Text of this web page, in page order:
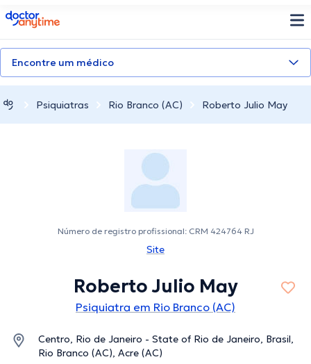
doctoranytime
Encontre um médico
Psiquiatras Rio Branco (AC) Roberto Julio May
Número de registro profissional: CRM 424764 RJ
Site
Roberto Julio May
Psiquiatra em Rio Branco (AC)
Centro, Rio de Janeiro - State of Rio de Janeiro, Brasil,
Rio Branco (AC), Acre (AC)